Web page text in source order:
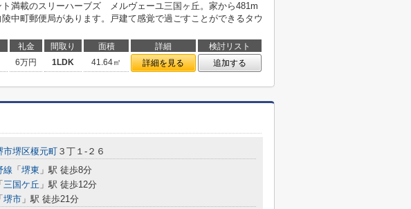
ト満載のスリーハーブズ メルヴェーユ三国ヶ丘。家から481m
中町郵便局があります。戸建て感覚で過ごすことができるタウ
礼金 間取り 面積 詳細
検討リスト
6万円 1LDK 41.64㎡ 詳細を見る 追加する
市堺区榎元町 ３丁１-２６
線 「 堺東 」駅 徒歩8分
「 三国ケ丘 」駅 徒歩12分
「 堺市 」駅 徒歩21分